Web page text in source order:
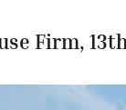
Firm,